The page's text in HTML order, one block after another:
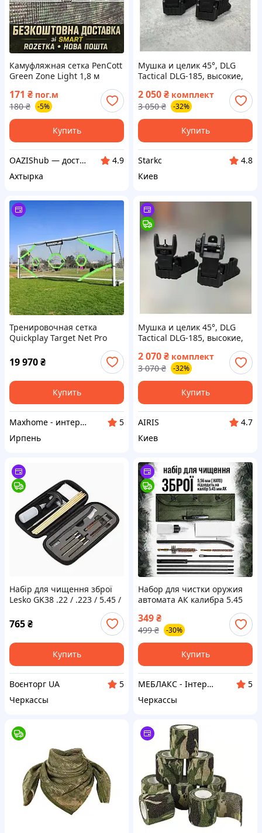
Камуфляжная сетка PenCott
Green Zone Light 1,8 м
171 ₴ пог.м
180 ₴ -5%
Купить
OAZIShub — доступные цены и широкий ассортимент
4.9
Ахтырка
Мушка и целик 45°, DLG
Tactical DLG-185, высокие,
складные, на 1913 MIL-STD
Picatinny набор
тактические
2 050₴ комплект
3 050 ₴ -32%
Купить
Starkс
4.8
Киев
Тренировочная сетка
Quickplay Target Net Pro
19 970₴
Купить
Maxhome - интернет магазин
5
Ирпень
Мушка и целик 45°, DLG
Tactical DLG-185, высокие,
тактические
2 070₴ комплект
3 070 ₴ -32%
Купить
AIRIS
4.7
Киев
Набір для чищення зброї
Lesko GK38 .22 / .223 / 5.45 /
оружия 14-в-1
765₴
Купить
Воєнторг UA
5
Черкассы
Набор для чистки оружия
автомата АК калибра 5.45
мм и 5.56 мм НАТО Mil-tec
полевой универсальный
комплект принадлежностей
мил тек
349₴
499 ₴ -30%
Купить
МЕБЛАКС - Інтернет- магазин меблів
5
Черкассы